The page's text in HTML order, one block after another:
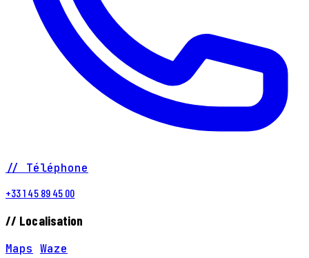
// Téléphone
+33 1 45 89 45 00
// Localisation
Maps Waze